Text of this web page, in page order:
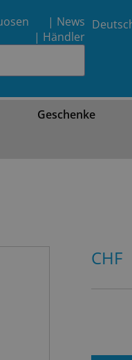
| News
| Händler
Geschenke
CHF